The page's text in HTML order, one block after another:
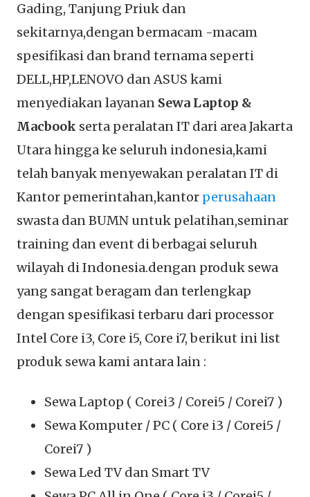
Gading, Tanjung Priuk dan
sekitarnya,dengan bermacam -macam
spesifikasi dan brand ternama seperti
DELL,HP,LENOVO dan ASUS kami
menyediakan layanan Sewa Laptop &
Macbook serta peralatan IT dari area Jakarta
Utara hingga ke seluruh indonesia,kami
telah banyak menyewakan peralatan IT di
Kantor pemerintahan,kantor perusahaan
swasta dan BUMN untuk pelatihan,seminar
training dan event di berbagai seluruh
wilayah di Indonesia.dengan produk sewa
yang sangat beragam dan terlengkap
dengan spesifikasi terbaru dari processor
Intel Core i3, Core i5, Core i7, berikut ini list
produk sewa kami antara lain :
Sewa Laptop ( Corei3 / Corei5 / Corei7 )
Sewa Komputer / PC ( Core i3 / Corei5 /
Corei7 )
Sewa Led TV dan Smart TV